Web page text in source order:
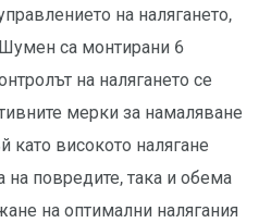
на налягането,
са монтирани 6
на налягането се
мерки за намаляване
като високото налягане
на повредите, така и обема
на оптимални налягания